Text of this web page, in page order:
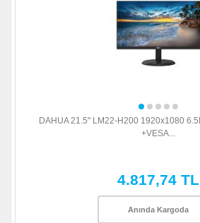
DAHUA 21.5" LM22-H200 1920x1080
+VESA...
4.817,74 TL
Anında Kargoda